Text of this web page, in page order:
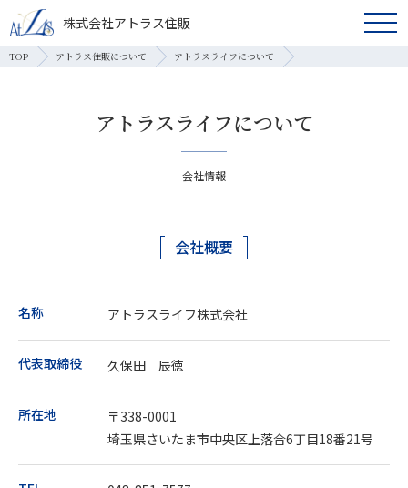
株式会社アトラス住販
TOP アトラス住販について アトラスライフについて
アトラスライフについて
会社情報
会社概要
名称 アトラスライフ株式会社
代表取締役 久保田 辰徳
所在地
〒338-0001
埼玉県さいたま市中央区上落合6丁目18番21号